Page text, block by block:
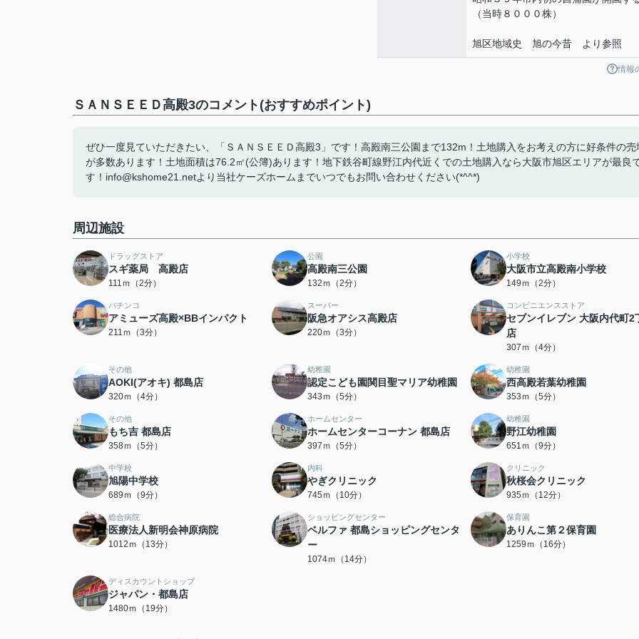
（当時８０００株）
旭区地域史 旭の今昔 より参照
情報
ＳＡＮＳＥＥＤ高殿3のコメント(おすすめポイント)
ぜひ一度見ていただきたい、「ＳＡＮＳＥＥＤ高殿3」です！高殿南三公園まで132m！土地購入をお考えの方に好条件の売
が多数あります！土地面積は76.2㎡(公簿)あります！地下鉄谷町線野江内代近くでの土地購入なら大阪市旭区エリアが最良
す！info@kshome21.netより当社ケーズホームまでいつでもお問い合わせください(*^^*)
周辺施設
ドラッグストア
スギ薬局 高殿店
111ｍ（2分）
公園
高殿南三公園
132ｍ（2分）
小学校
大阪市立高殿南小学校
149ｍ（2分）
パチンコ
アミューズ高殿×BBインパクト
211ｍ（3分）
スーパー
阪急オアシス高殿店
220ｍ（3分）
コンビニエンスストア
セブンイレブン 大阪内代町2
店
307ｍ（4分）
その他
AOKI(アオキ) 都島店
320ｍ（4分）
幼稚園
認定こども園関目聖マリア幼稚園
343ｍ（5分）
幼稚園
西高殿若葉幼稚園
353ｍ（5分）
その他
もち吉 都島店
358ｍ（5分）
ホームセンター
ホームセンターコーナン 都島店
397ｍ（5分）
幼稚園
野江幼稚園
651ｍ（9分）
中学校
旭陽中学校
689ｍ（9分）
内科
やぎクリニック
745ｍ（10分）
クリニック
秋桜会クリニック
935ｍ（12分）
総合病院
医療法人新明会神原病院
1012ｍ（13分）
ショッピングセンター
ベルファ 都島ショッピングセンタ
ー
1074ｍ（14分）
保育園
ありんこ第２保育園
1259ｍ（16分）
ディスカウントショップ
ジャパン・都島店
1480ｍ（19分）